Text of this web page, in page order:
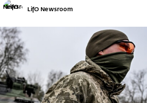
LifO Newsroom